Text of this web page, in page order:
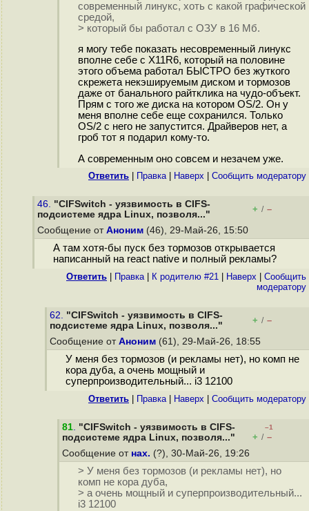
современный линукс, хоть с какой графической
средой,
> который бы работал с ОЗУ в 16 Мб.
я могу тебе показать несовременный линукс
вполне себе с X11R6, который на половине
этого объема работал БЫСТРО без жуткого
скрежета некэшируемым диском и тормозов
даже от банального райтклика на чудо-объект.
Прям с того же диска на котором OS/2. Он у
меня вполне себе еще сохранился. Только
OS/2 с него не запустится. Драйверов нет, а
гроб тот я подарил кому-то.
А современным оно совсем и незачем уже.
Ответить Правка| Наверх Cообщить модератору
46. "CIFSwitch - уязвимость в CIFS-
подсистеме ядра Linux, позволя..."
+ / –
Сообщение от Аноним (46), 29-Май-26, 15:50
А там хотя-бы пуск без тормозов открывается
написанный на react native и полный рекламы?
Ответить Правка| К родителю #21 Наверх
Cообщить
модератору
62. "CIFSwitch - уязвимость в CIFS-
подсистеме ядра Linux, позволя..."
+ / –
Сообщение от Аноним (61), 29-Май-26, 18:55
У меня без тормозов (и рекламы нет), но комп не
кора дуба, а очень мощный и
суперпроизводительный... i3 12100
Ответить Правка| Наверх Cообщить модератору
81. "CIFSwitch - уязвимость в CIFS-
подсистеме ядра Linux, позволя..."
–1
+ / –
Сообщение от нах. (?), 30-Май-26, 19:26
> У меня без тормозов (и рекламы нет), но
комп не кора дуба,
> а очень мощный и суперпроизводительный...
i3 12100